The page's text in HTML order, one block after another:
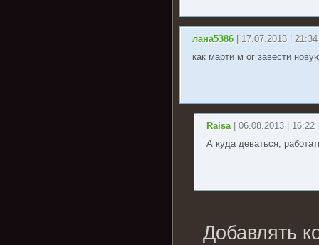
лана5386 | 17.07.2013 | 21:34
как марти м ог завести
Raisa | 06.08.2013 | 16:22
А куда деваться,
Добавлять